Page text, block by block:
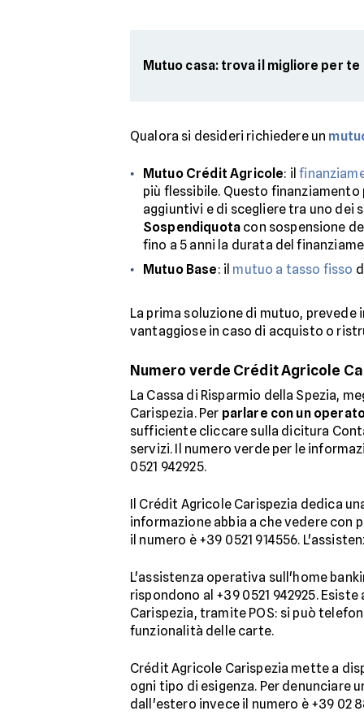
Mutuo casa: trova il migliore per te
Qualora si desideri richiedere un
Mutuo Crédit Agricole: il
più flessibile. Questo
aggiuntivi e di scegliere tra uno dei
Sospendiquota con sospensione
fino a 5 anni la durata del
Mutuo Base: il mutuo a tasso fisso
La prima soluzione di mutuo,
vantaggiose in caso di acquisto o
Numero verde Crédit Agricole
La Cassa di Risparmio della Spezia,
Carispezia. Per parlare con un
sufficiente cliccare sulla dicitura
servizi. Il numero verde per le
0521 942925.
Il Crédit Agricole Carispezia dedica
informazione abbia a che vedere con
il numero è +39 0521 914556.
L'assistenza operativa sull'home
rispondono al +39 0521 942925.
Carispezia, tramite POS: si può
funzionalità delle carte.
Crédit Agricole Carispezia mette a
ogni tipo di esigenza. Per denunciare
dall'estero invece il numero è +39 02